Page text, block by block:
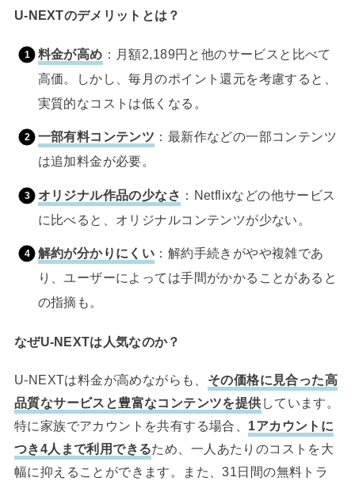
U-NEXTのデメリットとは？
料金が高め ：月額2,189円と他のサービスと比べて
高価。しかし、毎月のポイント還元を考慮すると、
実質的なコストは低くなる。
一部有料コンテンツ ：最新作などの一部コンテンツ
は追加料金が必要。
オリジナル作品の少なさ ：Netflixなどの他サービス
に比べると、オリジナルコンテンツが少ない。
解約が分かりにくい ：解約手続きがやや複雑であ
り、ユーザーによっては手間がかかることがあると
の指摘も。
なぜU-NEXTは人気なのか？
U-NEXTは料金が高めながらも、 その価格に見合った高
品質なサービスと豊富なコンテンツを提供 しています。
特に家族でアカウントを共有する場合、 1アカウントに
つき4人まで利用できるため、一人あたりのコストを大
幅に抑えることができます。また、31日間の無料トラ